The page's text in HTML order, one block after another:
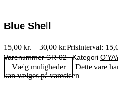
Blue Shell
15,00 kr. – 30,00 kr.Prisinterval:
VarenummerGR-02 Kategori
Vælg muligheder
Dette vare
kan vælges på varesiden